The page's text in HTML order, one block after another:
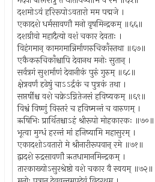
दशमोऽयं हरिरूपोऽवतारो मम पद्मजे ।
एकादशे धर्मसावणौ मनो वृषमिन्द्रकम् ॥६६॥
दशग्रीवो महादैत्यो वशं चकार देवताः ।
विहंगमान् कामगमान्निर्माणरुचिकाँस्तथा ॥६७॥
एकैकरुचिकाँश्चापि देवानथ मनोः सुतान् ।
सर्वत्रगं सुशर्माणं देवानीकं पुरुं गुरुम् ॥६८॥
क्षेत्रवर्णं दृढेषुं चाऽऽर्द्रकं च पुत्रकं तथा ।
सप्तर्षींश्च वशे चक्रेऽग्नितेजसं हविष्यकम् ॥६९॥
विश्वं विष्णुं विस्तरं च हविष्मन्तं च वारुणम् ।
ऋषिभिः प्रार्थितश्चाऽहं श्रीरूपो मोहकारकः ॥७०॥
भूत्वा मुग्धं हरन्तं मां हनिष्यामि महासुरम् ।
एकादशोऽवतारो मे श्रीनारीरूपवान् रमे ॥७१॥
द्वादशे रुद्रसावणौ ऋतधामानमिन्द्रकम् ।
तारकाख्योऽसुरश्रेष्ठो वशे चकार वै स्वयम् ॥७२॥